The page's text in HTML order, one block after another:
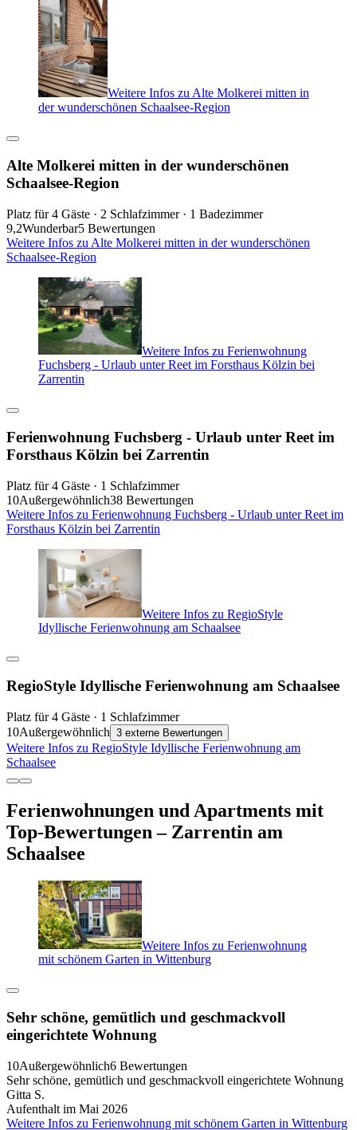
Weitere Infos zu Alte Molkerei mitten in
der wunderschönen Schaalsee-Region
Alte Molkerei mitten in der wunderschönen
Schaalsee-Region
Platz für 4 Gäste · 2 Schlafzimmer · 1 Badezimmer
9,2Wunderbar5 Bewertungen
Weitere Infos zu Alte Molkerei mitten in der wunderschönen
Schaalsee-Region
Weitere Infos zu Ferienwohnung
Fuchsberg - Urlaub unter Reet im Forsthaus Kölzin bei
Zarrentin
Ferienwohnung Fuchsberg - Urlaub unter Reet im
Forsthaus Kölzin bei Zarrentin
Platz für 4 Gäste · 1 Schlafzimmer
10Außergewöhnlich38 Bewertungen
Weitere Infos zu Ferienwohnung Fuchsberg - Urlaub unter Reet im
Forsthaus Kölzin bei Zarrentin
Weitere Infos zu RegioStyle
Idyllische Ferienwohnung am Schaalsee
RegioStyle Idyllische Ferienwohnung am Schaalsee
Platz für 4 Gäste · 1 Schlafzimmer
10Außergewöhnlich 3 externe Bewertungen
Weitere Infos zu RegioStyle Idyllische Ferienwohnung am
Schaalsee
Ferienwohnungen und Apartments mit
Top-Bewertungen – Zarrentin am
Schaalsee
Weitere Infos zu Ferienwohnung
mit schönem Garten in Wittenburg
Sehr schöne, gemütlich und geschmackvoll
eingerichtete Wohnung
10Außergewöhnlich6 Bewertungen
Sehr schöne, gemütlich und geschmackvoll eingerichtete Wohnung
Gitta S.
Aufenthalt im Mai 2026
Weitere Infos zu Ferienwohnung mit schönem Garten in Wittenburg